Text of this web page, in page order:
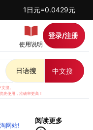
1日元=0.0429元
使用说明
登录/注册
日语搜 中文搜
搜。
先使用，准确率更高！
网站!
阅读更多